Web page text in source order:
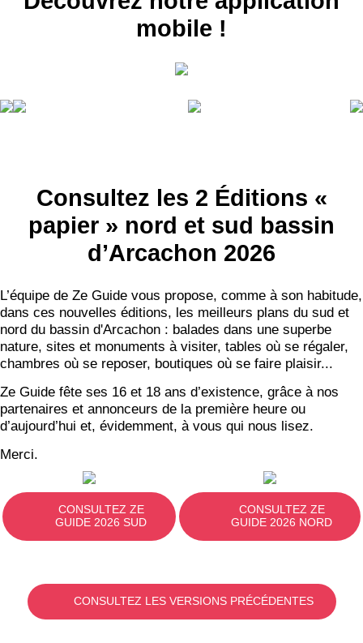
mobile !
Consultez les 2 Éditions «
papier » nord et sud bassin
d’Arcachon 2026
L’équipe de Ze Guide vous propose, comme à son habitude,
dans ces nouvelles éditions, les meilleurs plans du sud et
nord du bassin d'Arcachon : balades dans une superbe
nature, sites et monuments à visiter, tables où se régaler,
chambres où se reposer, boutiques où se faire plaisir...
Ze Guide fête ses 16 et 18 ans d’existence, grâce à nos
partenaires et annonceurs de la première heure ou
d’aujourd’hui et, évidemment, à vous qui nous lisez.
Merci.
CONSULTEZ ZE
GUIDE 2026 SUD
CONSULTEZ ZE
GUIDE 2026 NORD
CONSULTEZ LES VERSIONS PRÉCÉDENTES